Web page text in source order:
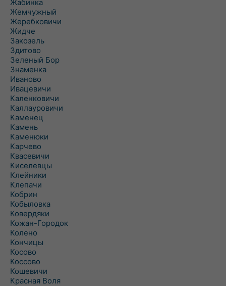
Жабинка
Жемчужный
Жеребковичи
Жидче
Закозель
Здитово
Зеленый Бор
Знаменка
Иваново
Ивацевичи
Каленковичи
Каллауровичи
Каменец
Камень
Каменюки
Карчево
Квасевичи
Киселевцы
Клейники
Клепачи
Кобрин
Кобыловка
Ковердяки
Кожан-Городок
Колено
Кончицы
Косово
Коссово
Кошевичи
Красная Воля